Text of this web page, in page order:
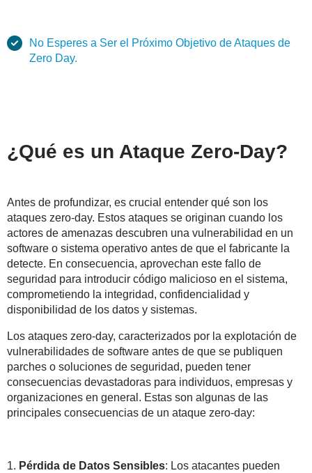
No Esperes a Ser el Próximo Objetivo de Ataques de
Zero Day.
¿Qué es un Ataque Zero-Day?
Antes de profundizar, es crucial entender qué son los
ataques zero-day. Estos ataques se originan cuando los
actores de amenazas descubren una vulnerabilidad en un
software o sistema operativo antes de que el fabricante la
detecte. En consecuencia, aprovechan este fallo de
seguridad para introducir código malicioso en el sistema,
comprometiendo la integridad, confidencialidad y
disponibilidad de los datos y sistemas.
Los ataques zero-day, caracterizados por la explotación de
vulnerabilidades de software antes de que se publiquen
parches o soluciones de seguridad, pueden tener
consecuencias devastadoras para individuos, empresas y
organizaciones en general. Estas son algunas de las
principales consecuencias de un ataque zero-day:
1. Pérdida de Datos Sensibles: Los atacantes pueden